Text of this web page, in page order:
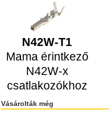
N42W-T1
Mama érintkező
N42W-x
csatlakozókhoz
Vásárolták még